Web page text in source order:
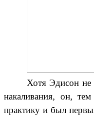
Хотя Эдисон не
накаливания, он,
практику и был